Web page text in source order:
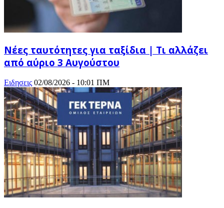
Νέες ταυτότητες για ταξίδια | Τι αλλάζει
από αύριο 3 Αυγούστου
Ειδησεις 02/08/2026 - 10:01 ΠΜ